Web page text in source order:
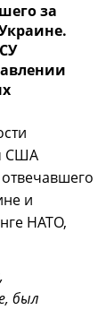
за
США
отвечавшего
и
НАТО,
был